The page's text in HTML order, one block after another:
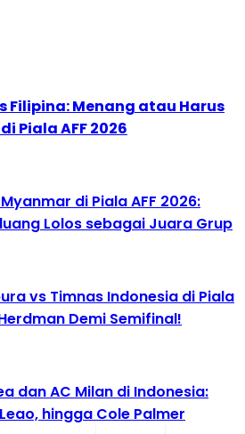
Filipina: Menang atau Harus
Piala AFF 2026
di Piala AFF 2026:
Lolos sebagai Juara Grup
vs Timnas Indonesia di Piala
Demi Semifinal!
dan AC Milan di Indonesia:
hingga Cole Palmer